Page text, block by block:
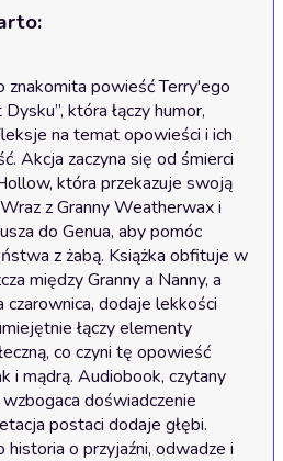
znakomita powieść Terry'ego
która łączy humor,
na temat opowieści i ich
Akcja zaczyna się od śmierci
która przekazuje swoją
z Granny Weatherwax i
do Genua, aby pomóc
z żabą. Książka obfituje w
między Granny a Nanny, a
czarownica, dodaje lekkości
łączy elementy
co czyni tę opowieść
i mądrą. Audiobook, czytany
doświadczenie
postaci dodaje głębi.
historia o przyjaźni, odwadze i